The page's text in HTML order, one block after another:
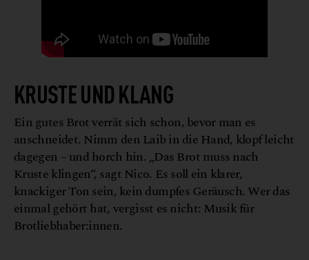
KRUSTE UND KLANG
Ein gutes Brot verrät sich schon, bevor man es
anschneidet. Nimm den Laib in die Hand, klopf leicht
dagegen – und horch hin. „Das Brot muss nach
Kruste klingen“, sagt Nico. Es soll ein klarer,
knackiger Ton sein, kein dumpfes Geräusch. Wer das
einmal gehört hat, vergisst es nicht: Musik für
Brotliebhaber:innen.